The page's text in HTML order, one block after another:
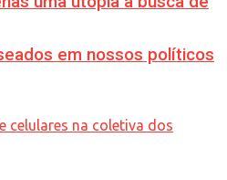
em nossos políticos